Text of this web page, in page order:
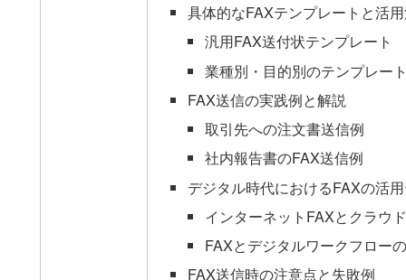
具体的なFAXテンプレートと活
汎用FAX送付状テンプレート
業種別・目的別のテンプレー
FAX送信の実践例と解説
取引先への注文書送信例
社内報告書のFAX送信例
デジタル時代におけるFAXの活
インターネットFAXとクラウ
FAXとデジタルワークフロー
FAX送信時の注意点と失敗例